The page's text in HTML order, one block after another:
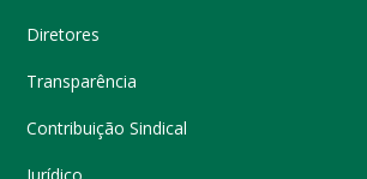
Diretores
Transparência
Contribuição Sindical
Jurídico